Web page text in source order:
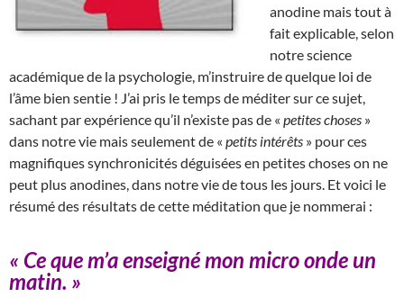
anodine mais tout à
fait explicable, selon
notre science
académique de la psychologie, m’instruire de quelque loi de
l’âme bien sentie ! J’ai pris le temps de méditer sur ce sujet,
sachant par expérience qu’il n’existe pas de « petites choses »
dans notre vie mais seulement de « petits intérêts » pour ces
magnifiques synchronicités déguisées en petites choses on ne
peut plus anodines, dans notre vie de tous les jours. Et voici le
résumé des résultats de cette méditation que je nommerai :
« Ce que m’a enseigné mon micro onde un
matin. »